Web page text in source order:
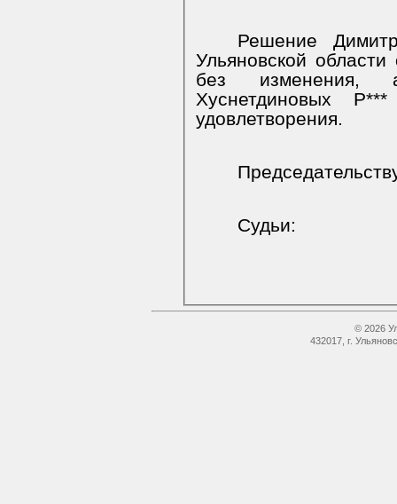
Решение
Ульяновской
без изменения,
Хуснетдиновых
удовлетворения.
Судьи:
© 2026
432017, г.